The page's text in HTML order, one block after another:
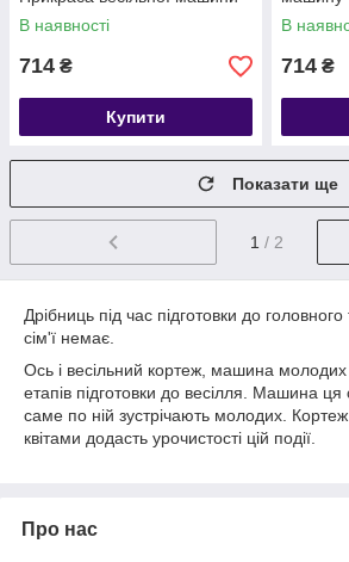
В наявності
714 ₴
Купити
В
714 ₴
Показати ще
1 / 2
Дрібниць під час підготовки до
сім'ї немає.
Ось і весільний кортеж, машина
етапів підготовки до весілля. Машина
саме по ній зустрічають молодих.
квітами додасть урочистості цій події.
Про нас